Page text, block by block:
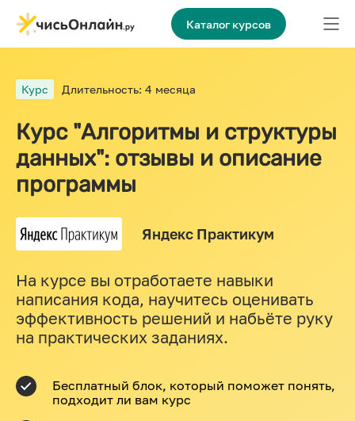
Каталог курсов
Курс Длительность: 4 месяца
Курс "Алгоритмы и структуры
данных": отзывы и описание
программы
Яндекс Практикум
На курсе вы отработаете навыки
написания кода, научитесь оценивать
эффективность решений и набьёте руку
на практических заданиях.
Бесплатный блок, который поможет понять,
подходит ли вам курс